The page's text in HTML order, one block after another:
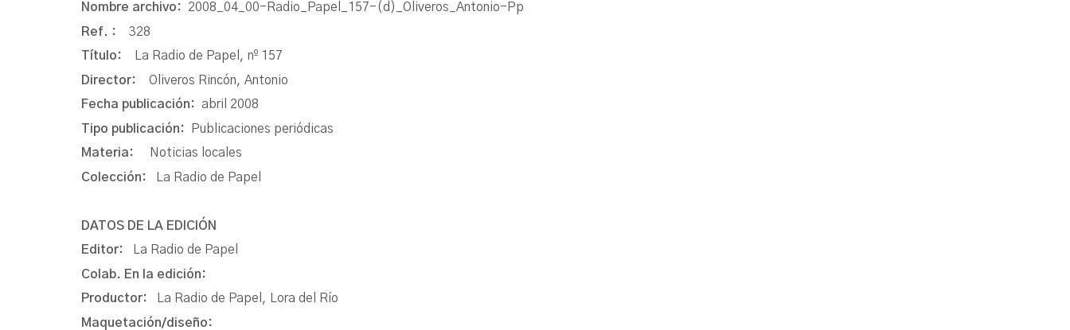
Nombre archivo: 2008_04_00-Radio_Papel_157-(d)_Oliveros_Antonio-Pp
Ref. : 328
Título:
La Radio de Papel, nº 157
Director: Oliveros Rincón, Antonio
Fecha publicación: abril 2008
Tipo publicación:
Publicaciones periódicas
Materia:
Noticias locales
Colección:
La Radio de Papel
DATOS DE LA EDICIÓN
Editor:
La Radio de Papel
Colab. En la edición:
Productor:
La Radio de Papel, Lora del Río
Maquetación/diseño: